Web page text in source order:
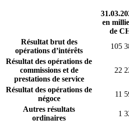
en
de
Résultat brut des
opérations d’intérêts
105
Résultat des opérations de
commissions et de
prestations de service
22
Résultat des opérations de
négoce
11
Autres résultats
ordinaires
1